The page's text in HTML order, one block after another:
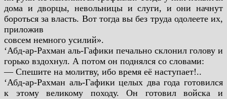
дома и дворцы, невольницы и слуги, и они начнут
бороться за власть. Вот тогда вы без труда одолеете их,
приложив
совсем немного усилий».
‘Абд-ар-Рахман аль-Гафики печально склонил голову и
горько вздохнул. А потом он поднялся со словами:
— Спешите на молитву, ибо время её наступает!..
‘Абд-ар-Рахман аль-Гафики целых два года готовился
к этомувеликому походу. Он готовил войска и